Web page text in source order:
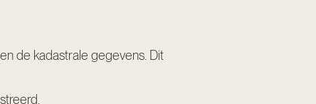
de kadastrale gegevens. Dit